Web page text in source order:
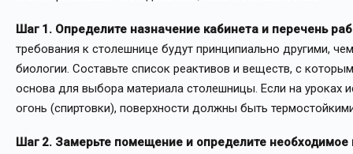
Шаг 1. Определите назначение кабинета и перечень
требования к столешнице будут принципиально другими,
биологии. Составьте список реактивов и веществ, с
основа для выбора материала столешницы. Если на уроках
огонь (спиртовки), поверхности должны быть
Шаг 2. Замерьте помещение и определите необходимое